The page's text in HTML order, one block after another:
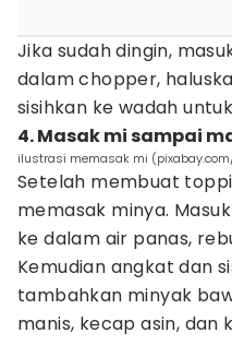
Jika sudah dingin,
dalam chopper,
sisihkan ke wadah
4. Masak mi sampai
ilustrasi memasak mi
Setelah membuat
memasak minya.
ke dalam air panas,
Kemudian angkat dan
tambahkan minyak
manis, kecap asin, dan